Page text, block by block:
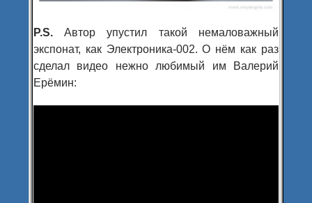
P.S.Автор упустил такой немаловажный
экспонат, как Электроника-002. О нём как раз
сделал видео нежно любимый им Валерий
Ерёмин: